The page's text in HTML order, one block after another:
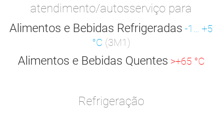
atendimento/autosserviço para
Alimentos e Bebidas Refrigeradas -1… +5
°C (3M1)
Alimentos e Bebidas Quentes >+65 °C
Refrigeração